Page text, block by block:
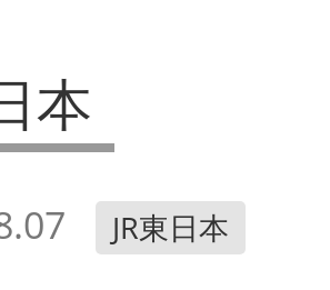
本
JR東日本